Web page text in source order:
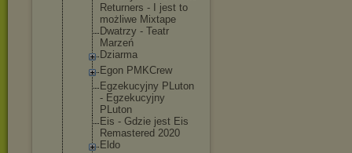
Returners - I jest to
możliwe Mixtape
Dwatrzy - Teatr
Marzeń
Dziarma
Egon PMKCrew
Egzekucyjny PLuton
- Egzekucyjny
PLuton
Eis - Gdzie jest Eis
Remastered 2020
Eldo